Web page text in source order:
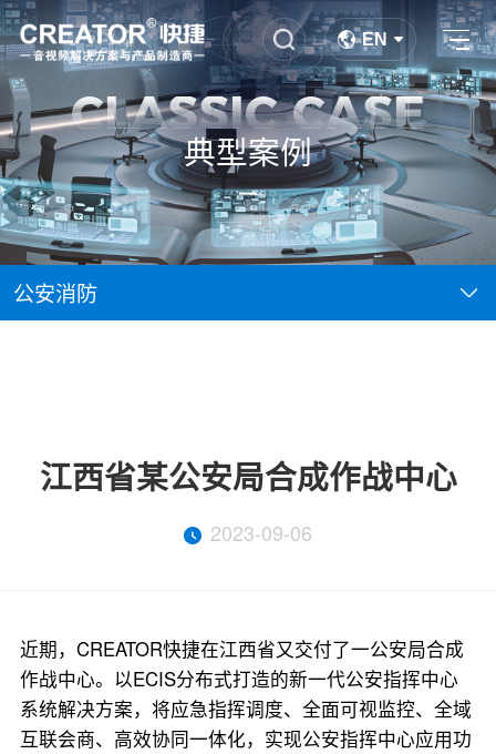
EN
CLASSIC CASE
典型案例
公安消防
江西省某公安局合成作战中心
2023-09-06
近期，CREATOR快捷在江西省又交付了一公安局合成
作战中心。以ECIS分布式打造的新一代公安指挥中心
系统解决方案，将应急指挥调度、全面可视监控、全域
互联会商、高效协同一体化，实现公安指挥中心应用功